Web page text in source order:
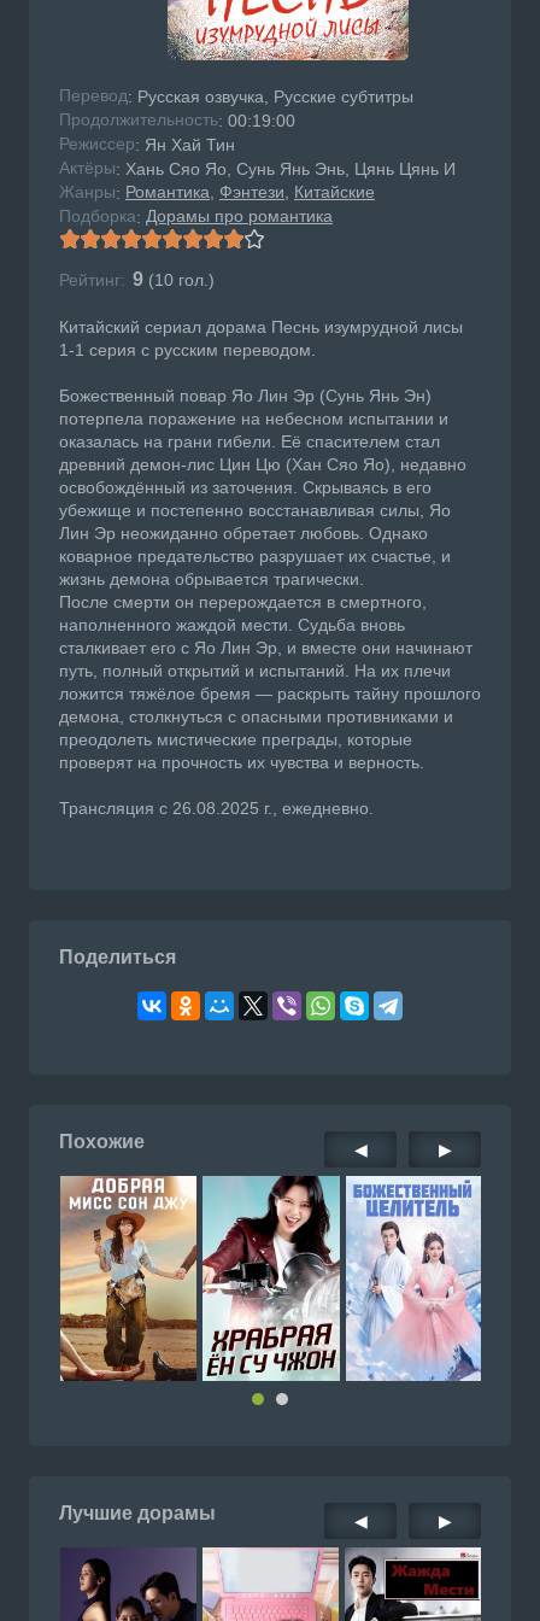
Перевод: Русская озвучка, Русские субтитры
Продолжительность: 00:19:00
Режисcер: Ян Хай Тин
Актёры: Хань Сяо Яо, Сунь Янь Энь, Цянь Цянь И
Жанры: Романтика Фэнтези
Китайские
Подборка: Дорамы про романтика
Рейтинг: 9 (10 гол.)
Китайский сериал дорама Песнь изумрудной лисы
1-1 серия с русским переводом.
Божественный повар Яо Лин Эр (Сунь Янь Эн)
потерпела поражение на небесном испытании и
оказалась на грани гибели. Её спасителем стал
древний демон-лис Цин Цю (Хан Сяо Яо), недавно
освобождённый из заточения. Скрываясь в его
убежище и постепенно восстанавливая силы, Яо
Лин Эр неожиданно обретает любовь. Однако
коварное предательство разрушает их счастье, и
жизнь демона обрывается трагически.
После смерти он перерождается в смертного,
наполненного жаждой мести. Судьба вновь
сталкивает его с Яо Лин Эр, и вместе они начинают
путь, полный открытий и испытаний. На их плечи
ложится тяжёлое бремя — раскрыть тайну прошлого
демона, столкнуться с опасными противниками и
преодолеть мистические преграды, которые
проверят на прочность их чувства и верность.
Трансляция с 26.08.2025 г., ежедневно.
Поделиться
Похожие ◀ ▶
Лучшие дорамы ◀ ▶